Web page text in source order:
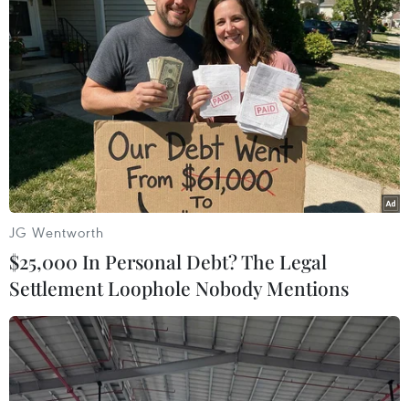
20/07/2017 04:03
Theo TASS, ngày 19/7, Bộ trưởng Tài chính Armenia
Vardan Aramyan cho biết Armenia đang đàm phán với
Nga về một khoản vay mới để mua vũ khí của Nga.
JG Wentworth
$25,000 In Personal Debt? The Legal
Settlement Loophole Nobody Mentions